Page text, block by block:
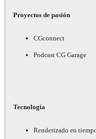
Proyectos de pasión
CGconnect
Podcast CG Garage
Tecnología
Renderizado en